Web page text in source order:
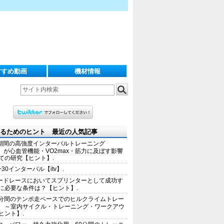
め動画 機材情報
ためのヒント 最近の人気記事
間の高強度インターバルトレーニング
が心血管機能・VO2max・筋力に及ぼす影響
の研究【ヒント】.
インターバル【itv】.
ドレースにおいてスプリンターとして成功す
必要な条件は？【ヒント】.
間のテンポ走ペースでのヒルクライムトレー
室内サイクル・トレーニング・ワークアウ
ント】.